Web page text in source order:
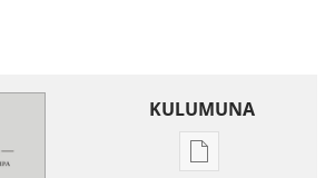
KULUMUNA
Kulumuna